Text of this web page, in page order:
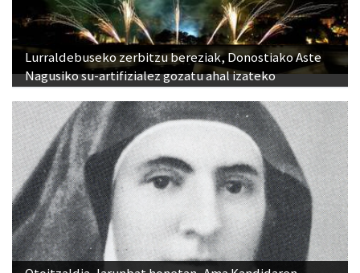
Lurraldebuseko zerbitzu bereziak, Donostiako Aste
Nagusiko su-artifizialez gozatu ahal izateko